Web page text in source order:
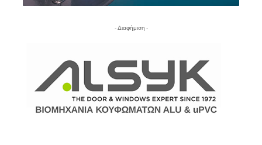
- Διαφήμιση -